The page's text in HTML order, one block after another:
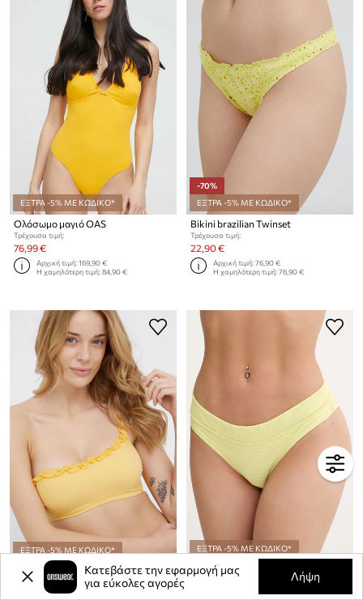
ΕΞΤΡΑ -5% ΜΕ ΚΩΔΙΚΟ*
Ολόσωμο μαγιό OAS
Τρέχουσα τιμή:
76,99 €
Αρχική τιμή:169,90 €
Η χαμηλότερη τιμή:84,90 €
-70%
ΕΞΤΡΑ -5% ΜΕ ΚΩΔΙΚΟ*
Bikini brazilian Twinset
Τρέχουσα τιμή:
22,90 €
Αρχική τιμή:76,90 €
Η χαμηλότερη τιμή:76,90 €
ΕΞΤΡΑ -5% ΜΕ ΚΩΔΙΚΟ*
Bikini top Women'secret
Τρέχουσα τιμή:
ΕΞΤΡΑ -5% ΜΕ ΚΩΔΙΚΟ*
Μαγιό σλιπ μπικίνι Rip Curl
Κατεβάστε την εφαρμογή μας
για εύκολες αγορές
Λήψη